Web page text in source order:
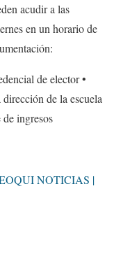
acudir a las
en un horario de
de elector •⁠
de la escuela
ingresos
NOTICIAS |